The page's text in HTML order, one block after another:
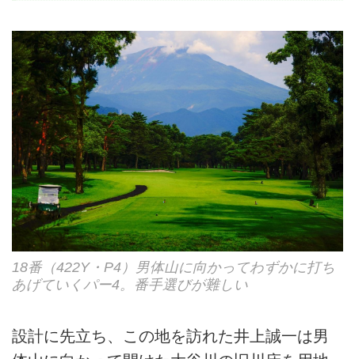
18番（422Y・P4）男体山に向かってわずかに打ち
あげていくパー4。番手選びが難しい
設計に先立ち、この地を訪れた井上誠一は男